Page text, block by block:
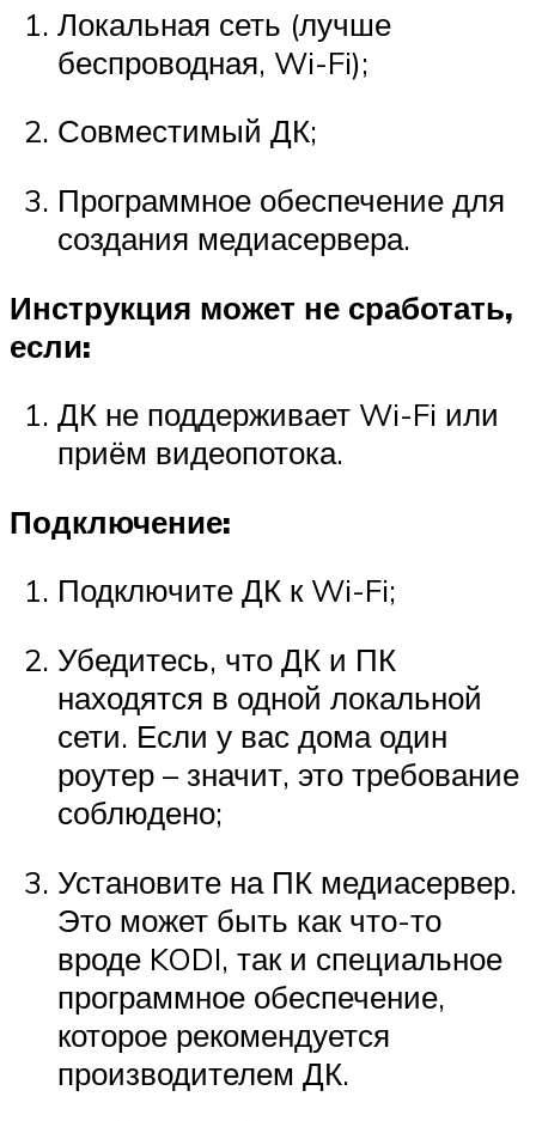
Локальная сеть (лучше
беспроводная, Wi-Fi);
Совместимый ДК;
Программное обеспечение для
создания медиасервера.
Инструкция может не сработать,
если:
ДК не поддерживает Wi-Fi или
приём видеопотока.
Подключение:
Подключите ДК к Wi-Fi;
Убедитесь, что ДК и ПК
находятся в одной локальной
сети. Если у вас дома один
роутер – значит, это требование
соблюдено;
Установите на ПК медиасервер.
Это может быть как что-то
вроде KODI, так и специальное
программное обеспечение,
которое рекомендуется
производителем ДК.